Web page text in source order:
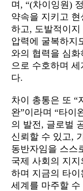
며, “(차이잉원)
약속을 지키고
하고, 도발적이
압력에 굴복하지
와의 협력을 심
으로 수호하며
다.
차이 총통은 또 “
완”이라며 “타이
의 발전, 글로벌
신뢰할 수 있고,
동반자임을 스스
국제 사회의 지
하며 지금의 타이
세계를 마주할